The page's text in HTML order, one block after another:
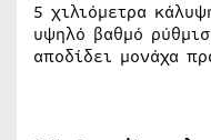
5 χιλιόμετρα
υψηλό βαθμό
αποδίδει μονάχα